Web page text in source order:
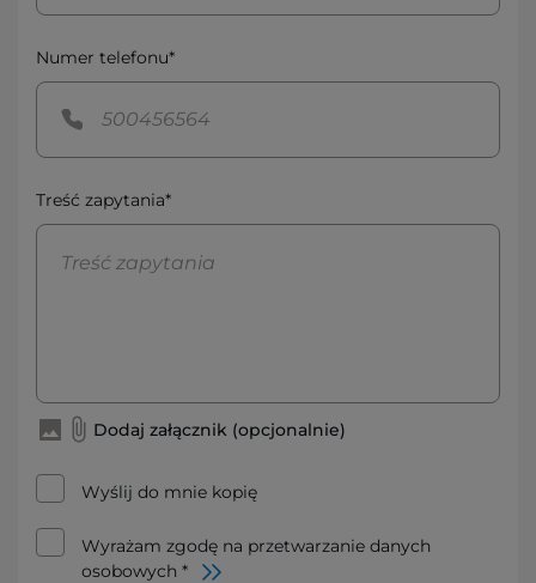
Numer telefonu*
Treść zapytania*
Dodaj załącznik (opcjonalnie)
Wyślij do mnie kopię
Wyrażam zgodę na przetwarzanie danych
osobowych *